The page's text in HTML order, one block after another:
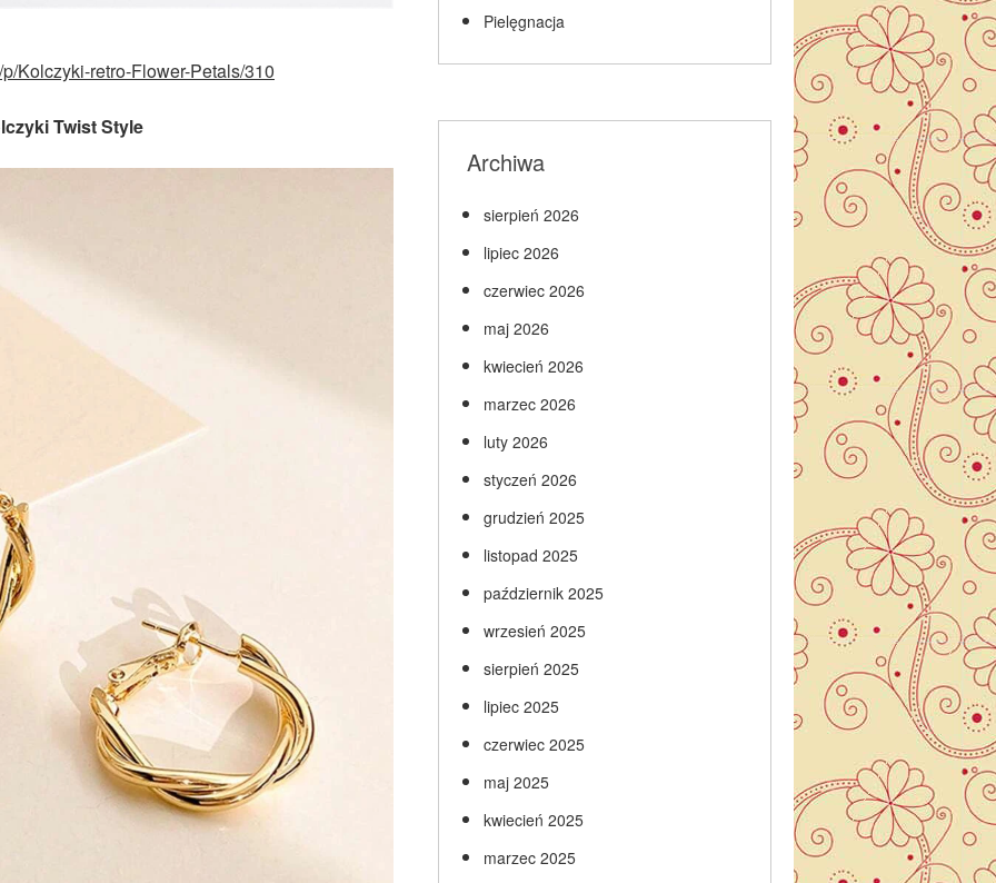
Kolczyki-retro-Flower-Petals/310
Twist Style
Pielęgnacja
Archiwa
sierpień 2026
lipiec 2026
czerwiec 2026
maj 2026
kwiecień 2026
marzec 2026
luty 2026
styczeń 2026
grudzień 2025
listopad 2025
październik 2025
wrzesień 2025
sierpień 2025
lipiec 2025
czerwiec 2025
maj 2025
kwiecień 2025
marzec 2025